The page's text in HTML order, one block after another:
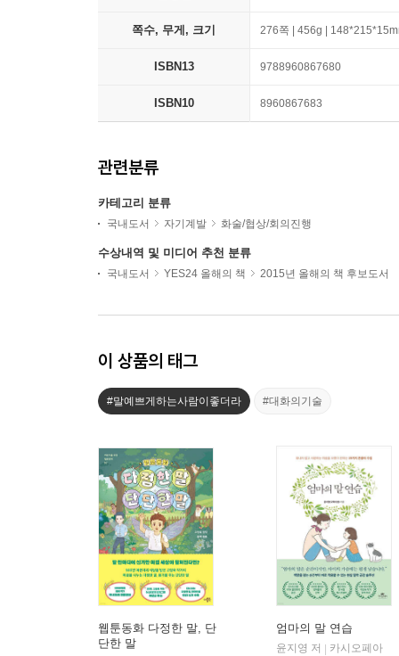
쪽수, 무게, 크기 276쪽 | 456g |
ISBN13 9788960867680
ISBN10 8960867683
관련분류
카테고리 분류
국내도서 자기계발 화술/협상/회의진행
수상내역 및 미디어 추천 분류
국내도서 YES24 올해의 책 2015년 올해의 책 후보도서
이 상품의 태그
#말예쁘게하는사람이좋더라 #대화의기술
웹툰동화 다정한 말, 단
단한 말
엄마의 말 연습
윤지영 저
카시오페아